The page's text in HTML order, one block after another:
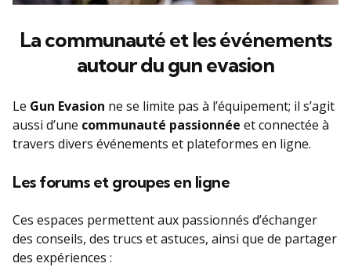
La communauté et les événements
autour du gun evasion
Le Gun Evasion ne se limite pas à l’équipement; il s’agit
aussi d’une communauté passionnée et connectée à
travers divers événements et plateformes en ligne.
Les forums et groupes en ligne
Ces espaces permettent aux passionnés d’échanger
des conseils, des trucs et astuces, ainsi que de partager
des expériences :